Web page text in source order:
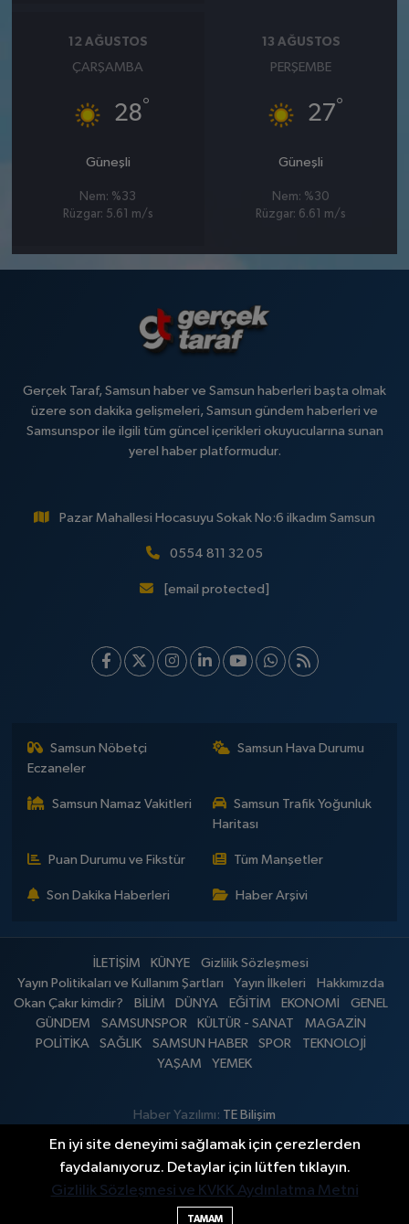
12 AĞUSTOS
ÇARŞAMBA
28°
Güneşli
Nem: %33
Rüzgar: 5.61 m/s
13 AĞUSTOS
PERŞEMBE
27°
Güneşli
Nem: %30
Rüzgar: 6.61 m/s
Gerçek Taraf, Samsun haber ve Samsun haberleri başta olmak
üzere son dakika gelişmeleri, Samsun gündem haberleri ve
Samsunspor ile ilgili tüm güncel içerikleri okuyucularına sunan
yerel haber platformudur.
Pazar Mahallesi Hocasuyu Sokak No:6 ilkadım Samsun
0554 811 32 05
[email protected]
Samsun Nöbetçi
Eczaneler
Samsun Hava Durumu
Samsun Namaz Vakitleri
Samsun Trafik Yoğunluk
Haritası
Puan Durumu ve Fikstür Tüm Manşetler
Son Dakika Haberleri Haber Arşivi
İLETİŞİM KÜNYE
Gizlilik Sözleşmesi
Yayın Politikaları ve Kullanım Şartları
Yayın İlkeleri
Hakkımızda
Okan Çakır kimdir?
BİLİM DÜNYA EĞİTİM EKONOMİ
GENEL
GÜNDEM
SAMSUNSPOR KÜLTÜR - SANAT
MAGAZİN
POLİTİKA
SAĞLIK SAMSUN HABER SPOR
TEKNOLOJİ
YAŞAM
YEMEK
Haber Yazılımı: TE Bilişim
En iyi site deneyimi sağlamak için çerezlerden
faydalanıyoruz. Detaylar için lütfen tıklayın.
Gizlilik Sözleşmesi ve KVKK Aydınlatma Metni
TAMAM